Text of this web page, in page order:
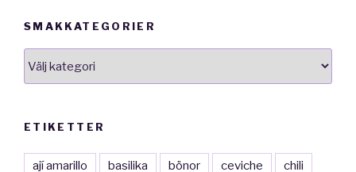
SMAKKATEGORIER
ETIKETTER
ají amarillo basilika bönor ceviche chili